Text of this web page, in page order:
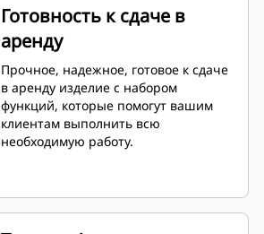
Готовность к сдаче в
аренду
Прочное, надежное, готовое к сдаче
в аренду изделие с набором
функций, которые помогут вашим
клиентам выполнить всю
необходимую работу.